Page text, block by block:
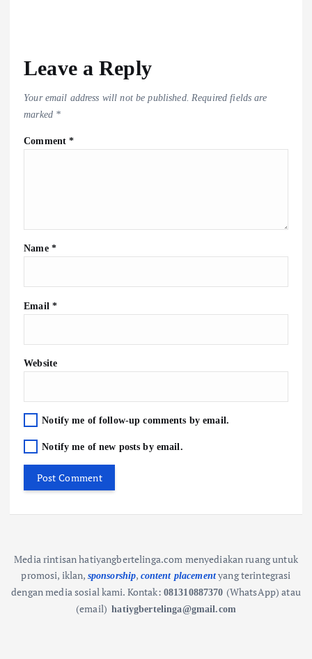
Leave a Reply
Your email address will not be published. Required fields are
marked *
Comment*
Name *
Email *
Website
Notify me of follow-up comments by email.
Notify me of new posts by email.
Media rintisan hatiyangbertelinga.com menyediakan ruang untuk
promosi, iklan, sponsorship, content placementyang terintegrasi
dengan media sosial kami. Kontak: 081310887370 (WhatsApp) atau
(email)hatiygbertelinga@gmail.com